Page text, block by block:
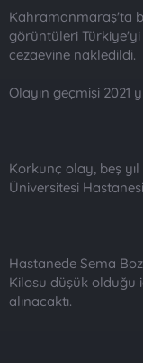
Kahramanmaraş'ta
görüntüleri
cezaevine nakledildi.
Olayın geçmişi 2021
Korkunç olay, beş
Üniversitesi
Hastanede Sema
Kilosu düşük olduğu
alınacaktı.